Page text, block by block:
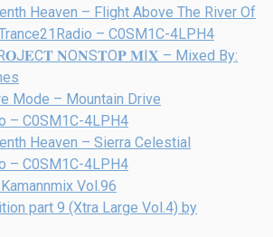
Heaven – Flight Above The River Of
– C0SM1C-4LPH4
𝐍O𝐍S𝐓O𝐏 𝐌I𝐗 – Mixed By:
Mode – Mountain Drive
– C0SM1C-4LPH4
Heaven – Sierra Celestial
– C0SM1C-4LPH4
Vol.96
part 9 (Xtra Large Vol.4) by